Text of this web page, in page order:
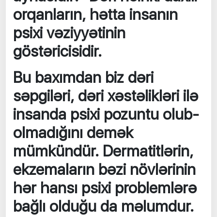
orqanların, hətta insanın
psixi vəziyyətinin
göstəricisidir.
Bu baxımdan biz dəri
səpgiləri, dəri xəstəlikləri ilə
insanda psixi pozuntu olub-
olmadığını demək
mümkündür. Dermatitlərin,
ekzemaların bəzi növlərinin
hər hansı psixi problemlərə
bağlı olduğu da məlumdur.